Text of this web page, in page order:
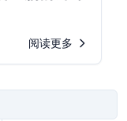
阅读更多